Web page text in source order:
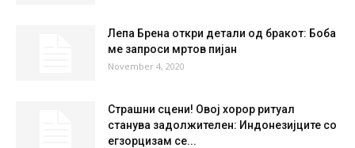
Лепа Брена откри детали од бракот: Боба
ме запроси мртов пијан
November 4, 2020
Страшни сцени! Овој хорор ритуал
станува задолжителен: Индонезијците со
егзорцизам се...